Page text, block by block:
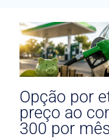
Opção por
preço ao
300 por